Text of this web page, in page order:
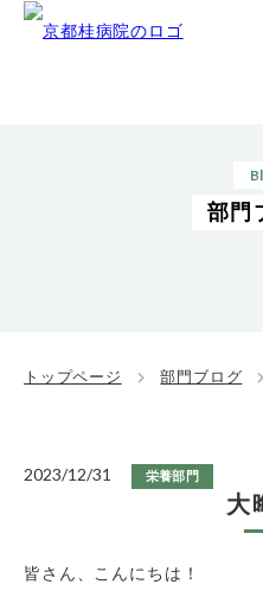
部門
トップページ 部門ブログ
2023/12/31 栄養部門
大
皆さん、こんにちは！